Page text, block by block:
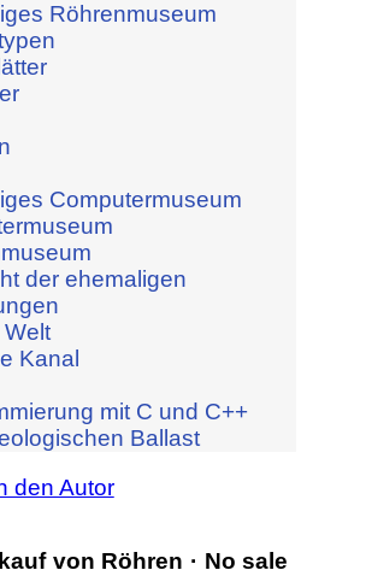
Röhrenmuseum
Computermuseum
der ehemaligen
Kanal
mit C und C++
Ballast
den Autor
von Röhren · No sale